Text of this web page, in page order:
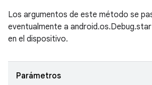
Los argumentos de este método se
eventualmente a
en el dispositivo.
Parámetros